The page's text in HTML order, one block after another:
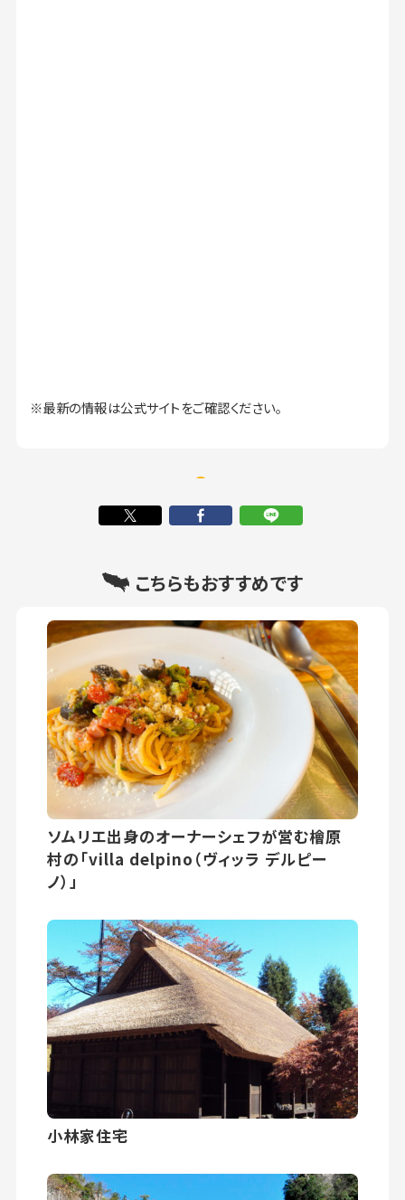
※最新の情報は公式サイトをご確認ください。
こちらもおすすめです
ソムリエ出身のオーナーシェフが営む檜原
村の「villa delpino（ヴィッラ デルピー
ノ）」
小林家住宅